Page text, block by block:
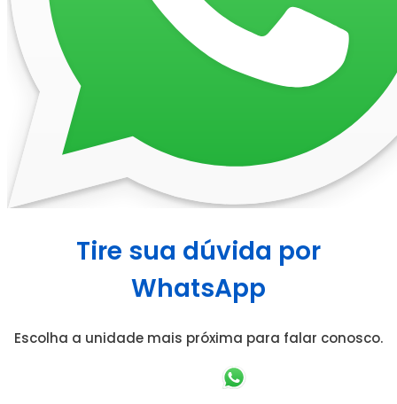
Tire sua dúvida por
WhatsApp
Escolha a unidade mais próxima para falar conosco.